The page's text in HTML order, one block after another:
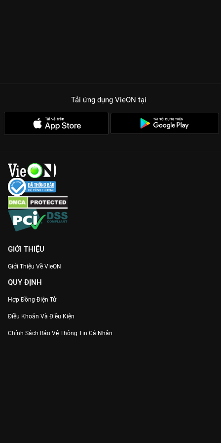
Concept độc nhất vô nhị:Khai thác đề tài filter biến hình cực kỳ
bắt trend, đánh trúng tâm lý sống ảo của giới trẻ hiện đại.
Visual gấp đôi sát thương:
Màn cộng hưởng nhan sắc giữa
Đàn Kiện Thứ và dàn mỹ nhân Lý Lan Địch, Hoàng Tư Thụy, La
Cốt truyện lôi cuốn:
những bài học sâu sắc về giá trị thực sự của con người.
Đừng bỏ lỡ hành trình đi tìm bản ngã và tình yêu đích thực
trongLự Kínhbản Thuyết minh sớm nhất, chất lượng Full HD
sắc nét duy nhất trên
Tải ứng dụng VieON tại
GIỚI THIỆU
Giới Thiệu Về VieON
QUY ĐỊNH
Hợp Đồng Điện Tử
Điều Khoản Và Điều Kiện
Chính Sách Bảo Vệ Thông Tin Cá Nhân